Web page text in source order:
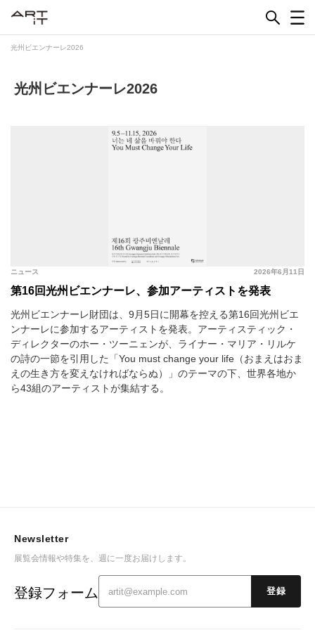
光州ビエンナーレ2026
光州ビエンナーレ2026
2026年6月11日
ニュース
第16回光州ビエンナーレ、参加アーティストを発表
光州ビエンナーレ財団は、9月5日に開幕を控える第16回光州ビエ
ンナーレに参加するアーティストを発表。アーティスティック・
ディレクターのホー・ツーニェンが、ライナー・マリア・リルケ
の詩の一節を引用した「You must change your life（おまえはおま
えの生き方を変えなければならぬ）」のテーマの下、世界各地か
ら43組のアーティストが集結する。
Newsletter
展覧会情報や特集を、週に一度お届けします。
登録フォーム 登録